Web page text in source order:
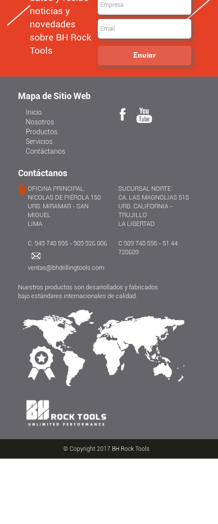
noticias y
novedades
sobre BH Rock
Tools
Mapa de Sitio Web
Inicio
Nosotros
Productos
Servicios
Contáctanos
Contáctanos
OFICINA PRINCIPAL:
NICOLAS DE PIÉROLA 150
URB. MIRAMAR - SAN
MIGUEL
LIMA
SUCURSAL NORTE:
CA. LAS MAGNOLIAS 518
URB. CALIFORNIA -
TRUJILLO
LA LIBERTAD
C. 949 748 595 - 989 926 006
ventas@bhdrillingtools.com
C.989 748 595 - 51 44
728609
Nuestros productos son desarrollados y fabricados
bajo estándares internacionales de calidad.
© Copyright 2017 BH Rock Tools